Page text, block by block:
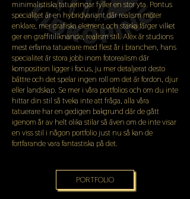
minimalistiska tatueringar fyller en stor yta. Pontus
specialitet är en hybridvariant där realism möter
enklare, mer grafiska element och starka färger vilket
ger en graffitiliknande, realism stil. Alex är studions
mest erfarna tatuerare med flest år i branchen, hans
specialitet är stora jobb inom fotorealism där
komposition ligger i focus, ju mer detaljerat desto
bättre och det spelar ingen roll om det är fordon, djur
eller landskap. Se mer i våra portfolios och om du inte
hittar din stil så tveka inte att fråga, alla våra
tatuerare har en gedigen bakgrund där de gått
igenom år av helt olika stilar så även om de inte visar
en viss stil i någon portfolio just nu så kan de
fortfarande vara fantastiska på det.
PORTFOLIO